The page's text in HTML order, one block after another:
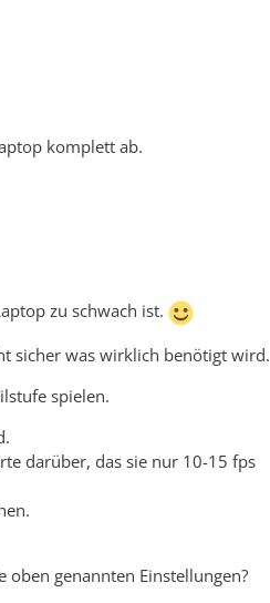
komplett ab.
zu schwach ist.
sicher was wirklich benötigt wird.
spielen.
darüber, das sie nur 10-15 fps
genannten Einstellungen?